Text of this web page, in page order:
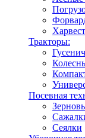
Тракторы:
Посевная
Сеялки